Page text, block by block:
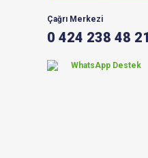
Çağrı Merkezi
0 424 238 48 21
WhatsApp Destek